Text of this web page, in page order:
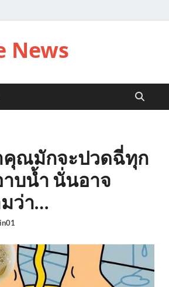
News
คุณมักจะปวดฉี่ทุก
าบน้ำ นั่นอาจ
ว่า…